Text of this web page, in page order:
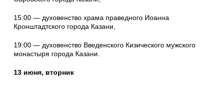
15:00 — духовенство храма праведного Иоанна
Кронштадтского города Казани,
19:00 — духовенство Введенского Кизического мужского
монастыря города Казани.
13 июня, вторник